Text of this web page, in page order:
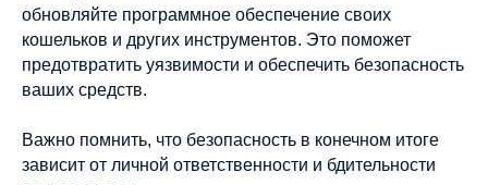
обновляйте программное обеспечение своих
кошельков и других инструментов. Это поможет
предотвратить уязвимости и обеспечить безопасность
ваших средств.
Важно помнить, что безопасность в конечном итоге
зависит от личной ответственности и бдительности